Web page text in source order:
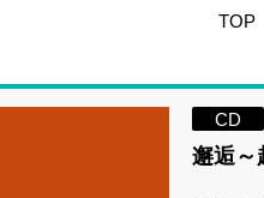
TOP
CD
邂逅～